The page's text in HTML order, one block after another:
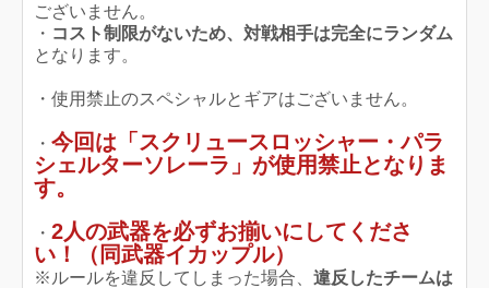
ございません。
・ コスト制限がないため、対戦相手は完全にランダム
となります。
・使用禁止のスペシャルとギアはございません。
・ 今回は「スクリュースロッシャー・パラ
シェルターソレーラ」が使用禁止となりま
す。
・ 2人の武器を必ずお揃いにしてくださ
い！（同武器イカップル）
※ルールを違反してしまった場合、 違反したチームは